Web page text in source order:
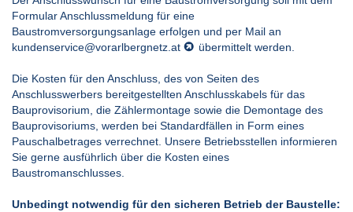
Formular Anschlussmeldung für eine
Baustromversorgungsanlage erfolgen und per Mail an
kundenservice@vorarlbergnetz.at
übermittelt werden.
Die Kosten für den Anschluss, des von Seiten des
Anschlusswerbers bereitgestellten Anschlusskabels für das
Bauprovisorium, die Zählermontage sowie die Demontage des
Bauprovisoriums, werden bei Standardfällen in Form eines
Pauschalbetrages verrechnet. Unsere Betriebsstellen informieren
Sie gerne ausführlich über die Kosten eines
Baustromanschlusses.
Unbedingt notwendig für den sicheren Betrieb der Baustelle: